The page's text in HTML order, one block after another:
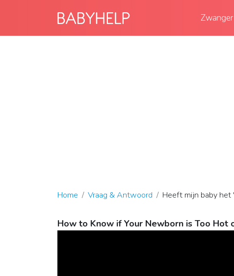
Home Vraag & Antwoord Heeft mijn baby het
How to Know if Your Newborn is Too Hot